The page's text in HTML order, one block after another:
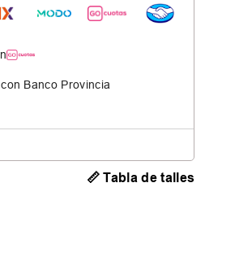
Banco Provincia
📏 Tabla de talles